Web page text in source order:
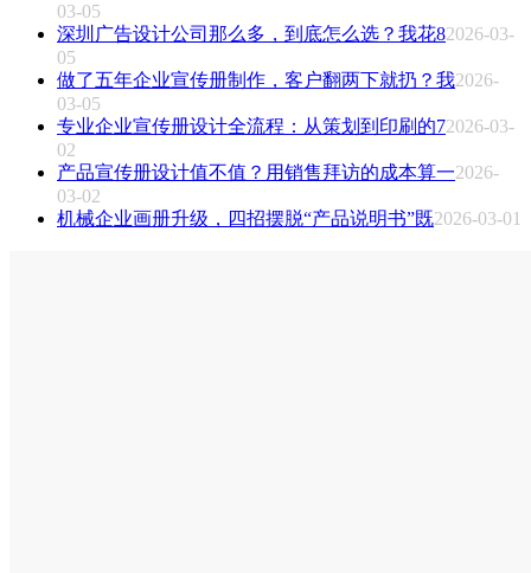
03-05
深圳广告设计公司那么多，到底怎么选？我花82026-03-
05
做了五年企业宣传册制作，客户翻两下就扔？我2026-
03-05
专业企业宣传册设计全流程：从策划到印刷的72026-03-
02
产品宣传册设计值不值？用销售拜访的成本算一2026-
03-02
机械企业画册升级，四招摆脱“产品说明书”既2026-03-01